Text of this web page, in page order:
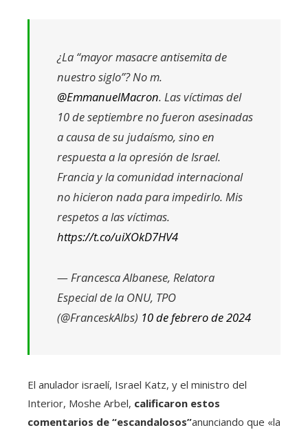
¿La “mayor masacre antisemita de
nuestro siglo”? No m.
@EmmanuelMacron. Las víctimas del
10 de septiembre no fueron asesinadas
a causa de su judaísmo, sino en
respuesta a la opresión de Israel.
Francia y la comunidad internacional
no hicieron nada para impedirlo. Mis
respetos a las víctimas.
https://t.co/uiXOkD7HV4
— Francesca Albanese, Relatora
Especial de la ONU, TPO
(@FranceskAlbs) 10 de febrero de 2024
El anulador israelí, Israel Katz, y el ministro del
Interior, Moshe Arbel, calificaron estos
comentarios de “escandalosos”anunciando que «la